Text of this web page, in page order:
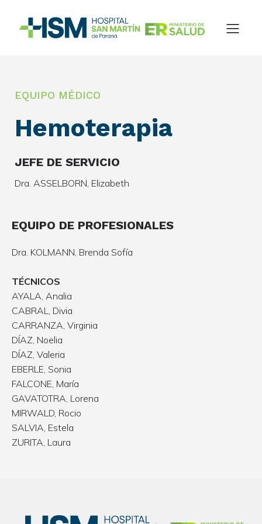
EQUIPO MÉDICO
Hemoterapia
JEFE DE SERVICIO
Dra. ASSELBORN, Elizabeth
EQUIPO DE PROFESIONALES
Dra. KOLMANN, Brenda Sofía
TÉCNICOS
AYALA, Analia
CABRAL, Divia
CARRANZA, Virginia
DÍAZ, Noelia
DÍAZ, Valeria
EBERLE, Sonia
FALCONE, María
GAVATOTRA, Lorena
MIRWALD, Rocio
SALVIA, Estela
ZURITA, Laura